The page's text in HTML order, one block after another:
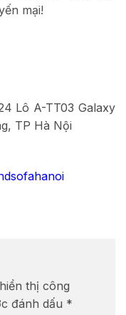
mại!
Lô A-TT03 Galaxy
TP Hà Nội
thị công
đánh dấu *